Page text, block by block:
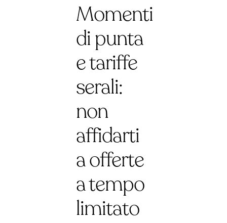
Momenti
di punta
e tariffe
serali:
non
affidarti
a offerte
a tempo
limitato